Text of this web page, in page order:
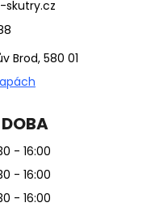
skutry.cz
Brod, 580 01
- 16:00
- 16:00
- 16:00